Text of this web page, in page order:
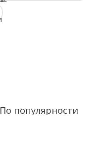
По популярности